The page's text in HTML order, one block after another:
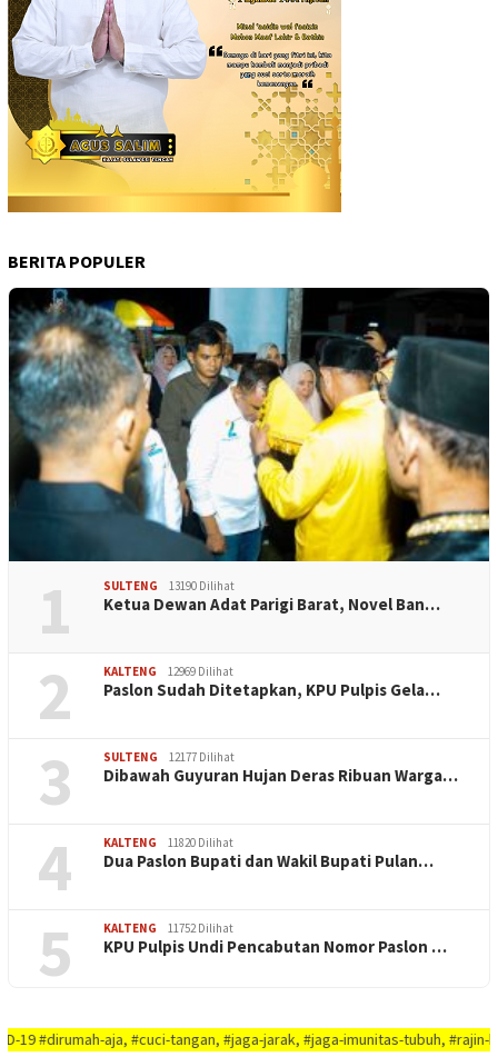
BERITA POPULER
1 SULTENG 13190 Dilihat
Ketua Dewan Adat Parigi Barat, Novel Ban…
2 KALTENG 12969 Dilihat
Paslon Sudah Ditetapkan, KPU Pulpis Gela…
3 SULTENG 12177 Dilihat
Dibawah Guyuran Hujan Deras Ribuan Warga…
4 KALTENG 11820 Dilihat
Dua Paslon Bupati dan Wakil Bupati Pulan…
5 KALTENG 11752 Dilihat
KPU Pulpis Undi Pencabutan Nomor Paslon …
aja, #cuci-tangan, #jaga-jarak, #jaga-imunitas-tubuh, #rajin-